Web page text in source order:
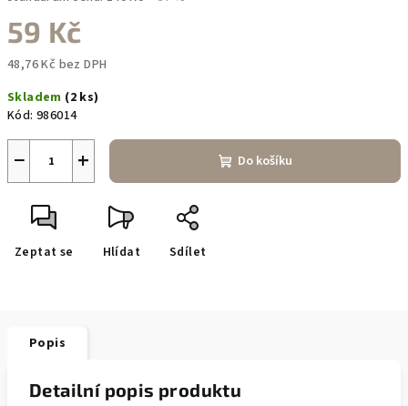
59 Kč
48,76 Kč bez DPH
cena:
Skladem (2 ks)
Kód: 986014
+
− Do košíku
Zeptat se Hlídat Sdílet
Popis
Detailní popis produktu